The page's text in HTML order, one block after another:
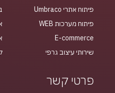
פיתוח אתרי Umbraco
פיתוח מערכות WEB
E-commerce
שירותי עיצוב גרפי
פרטי קשר